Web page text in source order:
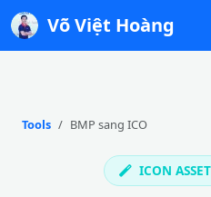
Võ Việt Hoàng
Tools BMP sang ICO
ICON